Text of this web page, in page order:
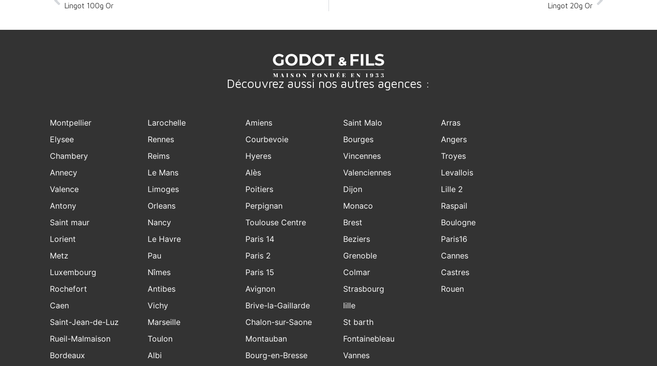
Lingot 100g Or
Lingot 20g Or
Découvrez aussi nos autres agences :
Montpellier
Elysee
Chambery
Annecy
Valence
Antony
Saint maur
Lorient
Metz
Luxembourg
Rochefort
Larochelle
Rennes
Reims
Le Mans
Limoges
Orleans
Nancy
Le Havre
Pau
Nîmes
Antibes
Amiens
Courbevoie
Hyeres
Alès
Poitiers
Perpignan
Toulouse Centre
Paris 14
Paris 2
Paris 15
Avignon
Saint Malo
Bourges
Vincennes
Valenciennes
Dijon
Monaco
Brest
Beziers
Grenoble
Colmar
Strasbourg
Arras
Angers
Troyes
Levallois
Lille 2
Raspail
Boulogne
Paris16
Cannes
Castres
Rouen
Caen
Saint-Jean-de-Luz
Rueil-Malmaison
Bordeaux
Vichy
Marseille
Toulon
Albi
Brive-la-Gaillarde
Chalon-sur-Saone
Montauban
Bourg-en-Bresse
lille
St barth
Fontainebleau
Vannes